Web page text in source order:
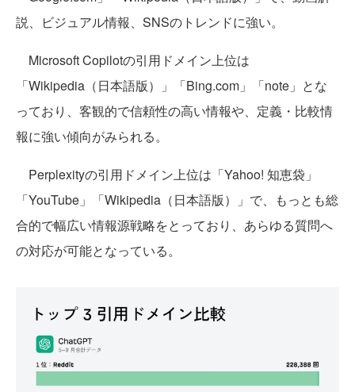
説、ビジュアル情報、SNSのトレンドに強い。
Microsoft Copilotの引用ドメイン上位は
「Wikipedia（日本語版）」「Bing.com」「note」とな
っており、客観的で信頼性の高い情報や、定義・比較情
報に強い傾向がみられる。
Perplexityの引用ドメイン上位は「Yahoo! 知恵袋」
「YouTube」「Wikipedia（日本語版）」で、もっとも総
合的で幅広い情報源戦略をとっており、あらゆる質問へ
の対応が可能となっている。